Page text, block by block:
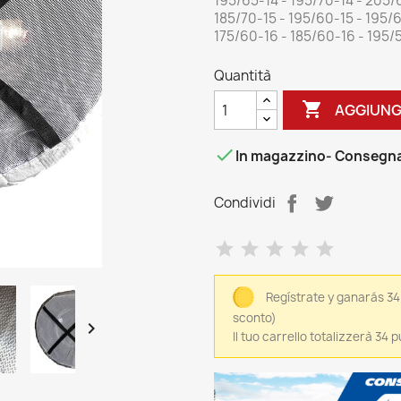

185/70-15 - 195/60-15 -
175/60-16 - 185/60-16 -
Quantità

In magazzino-
Condividi
Regístrate y ganarás
sconto)
Il tuo carrello totalizzerà 34